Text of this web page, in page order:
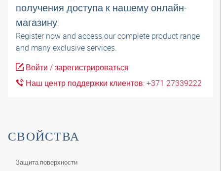
получения доступа к нашему онлайн-
магазину.
Register now and access our complete product range
and many exclusive services.
Войти / зарегистрироваться
Наш центр поддержки клиентов: +371 27339222
СВОЙСТВА
Защита поверхности